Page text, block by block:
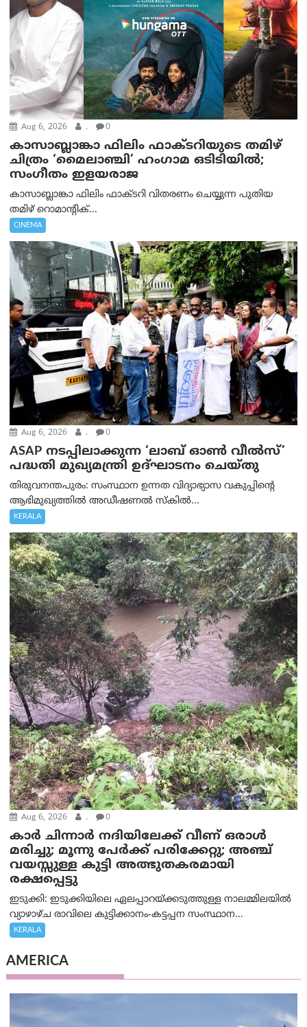
Aug 6, 2026 . 0
കാസാബ്ലാങ്കാ ഫിലിം ഫാക്ടറിയുടെ തമിഴ്
ചിത്രം ‘മൈലാഞ്ചി’ ഹംഗാമ ഒടിടിയിൽ;
സംഗീതം ഇളയരാജ
കാസാബ്ലാങ്കാ ഫിലിം ഫാക്ടറി വിതരണം ചെയ്യുന്ന പുതിയ
തമിഴ് റൊമാന്റിക്...
CINEMA
Aug 6, 2026 . 0
ASAP നടപ്പിലാക്കുന്ന ‘ലാബ് ഓൺ വീൽസ്’
പദ്ധതി മുഖ്യമന്ത്രി ഉദ്ഘാടനം ചെയ്തു
തിരുവനന്തപുരം: സംസ്ഥാന ഉന്നത വിദ്യാഭ്യാസ വകുപ്പിന്റെ
ആഭിമുഖ്യത്തിൽ അഡീഷണൽ സ്കിൽ...
KERALA
Aug 6, 2026 . 0
കാര്‍ ചിന്നാര്‍ നദിയിലേക്ക് വീണ് ഒരാള്‍
മരിച്ചു; മൂന്നു പേര്‍ക്ക് പരിക്കേറ്റു; അഞ്ച്
വയസ്സുള്ള കുട്ടി അത്ഭുതകരമായി
രക്ഷപ്പെട്ടു
ഇടുക്കി: ഇടുക്കിയിലെ ഏലപ്പാറയ്ക്കടുത്തുള്ള നാലമ്മിലയിൽ
വ്യാഴാഴ്ച രാവിലെ കുട്ടിക്കാനം-കട്ടപ്പന സംസ്ഥാന...
KERALA
AMERICA